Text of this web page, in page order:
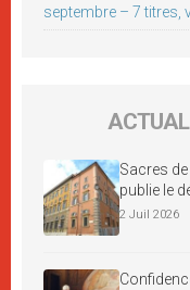
septembre – 7 titres,
Sacres
publie le
2 Juil 2026